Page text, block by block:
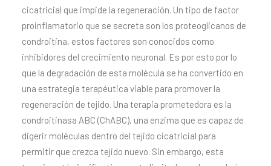
cicatricial que impide la regeneración. Un tipo de factor
proinflamatorio que se secreta son los proteoglicanos de
condroitina, estos factores son conocidos como
inhibidores del crecimiento neuronal. Es por esto por lo
que la degradación de esta molécula se ha convertido en
una estrategia terapéutica viable para promover la
regeneración de tejido. Una terapia prometedora es la
condroitinasa ABC (ChABC), una enzima que es capaz de
digerir moléculas dentro del tejido cicatricial para
permitir que crezca tejido nuevo. Sin embargo, esta